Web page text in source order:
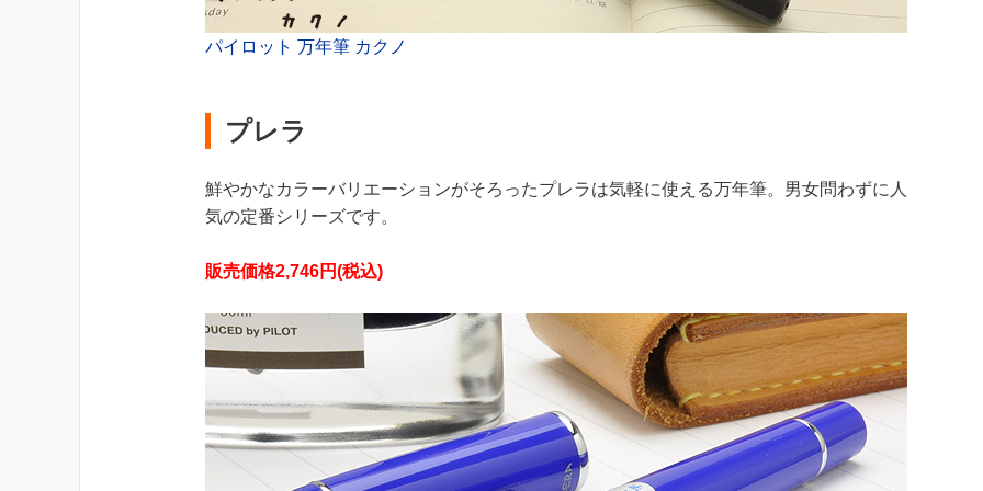
パイロット 万年筆 カクノ
プレラ
鮮やかなカラーバリエーションがそろったプレラは気軽に使える万年筆。男女問わずに人
気の定番シリーズです。
販売価格2,746円(税込)